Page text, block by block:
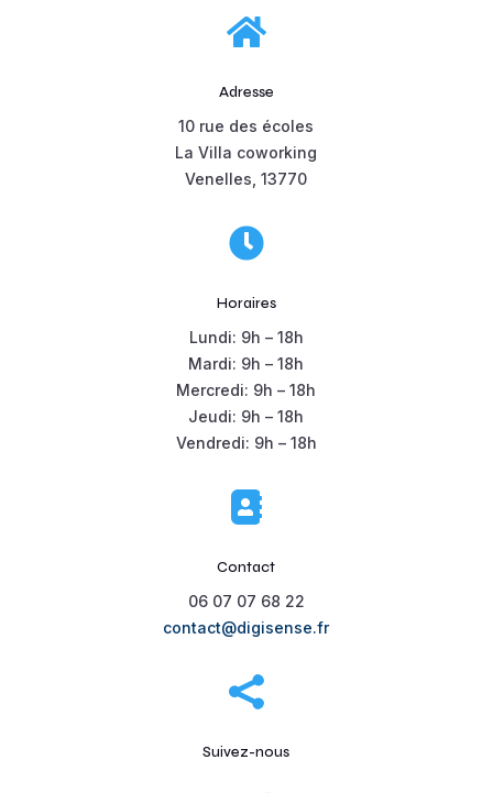

Adresse
10 rue des écoles
La Villa coworking
Venelles, 13770

Horaires
Lundi: 9h – 18h
Mardi: 9h – 18h
Mercredi: 9h – 18h
Jeudi: 9h – 18h
Vendredi: 9h – 18h

Contact
06 07 07 68 22
contact@digisense.fr

Suivez-nous